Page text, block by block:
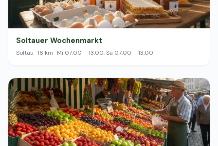
Soltauer Wochenmarkt
Soltau · 16 km · Mi 07:00 – 13:00, Sa 07:00 – 13:00